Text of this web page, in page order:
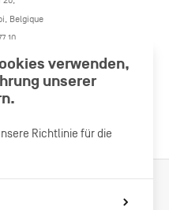
, Belgique
10
Sie uns
verwenden,
unserer
Richtlinie für die